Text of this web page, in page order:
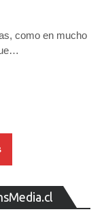
como en mucho
de